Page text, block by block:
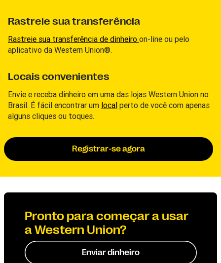
Rastreie sua transferência
Rastreie sua transferência de dinheiro on-line ou pelo
aplicativo da Western Union®.
Locais convenientes
Envie e receba dinheiro em uma das lojas Western Union no
Brasil. É fácil encontrar um local perto de você com apenas
alguns cliques ou toques.
Registrar-se agora
Pronto para começar a usar
a Western Union?
Enviar dinheiro